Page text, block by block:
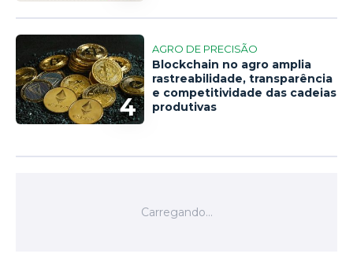
4
AGRO DE PRECISÃO
Blockchain no agro amplia
rastreabilidade, transparência
e competitividade das cadeias
produtivas